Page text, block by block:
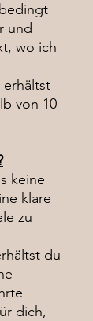
und
wo ich
erhältst
von 10
keine
klare
zu
du
dich,